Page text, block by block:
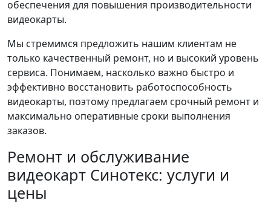
обеспечения для повышения производительности
видеокарты.
Мы стремимся предложить нашим клиентам не
только качественный ремонт, но и высокий уровень
сервиса. Понимаем, насколько важно быстро и
эффективно восстановить работоспособность
видеокарты, поэтому предлагаем срочный ремонт и
максимально оперативные сроки выполнения
заказов.
Ремонт и обслуживание
видеокарт Синотекс: услуги и
цены